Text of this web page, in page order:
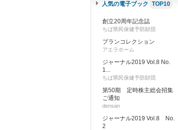
人気の電子ブック TOP10
創立20周年記念誌
ちば県民保健予防財団
プランコレクション
アエラホーム
ジャーナル2019 Vol.8 No.
1...
ちば県民保健予防財団
第50期 定時株主総会招集
ご通知
densan
ジャーナル2019 Vol.8 No.
2